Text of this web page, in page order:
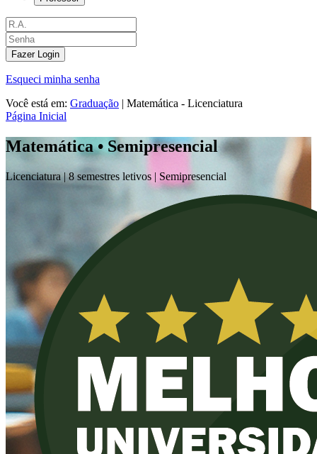
Fazer Login
Esqueci minha senha
Você está em: Graduação | Matemática - Licenciatura
Página Inicial
Matemática • Semipresencial
Licenciatura |8 semestres letivos | Semipresencial